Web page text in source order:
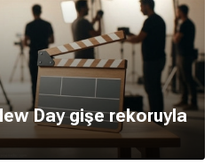
Day gişe rekoruyla